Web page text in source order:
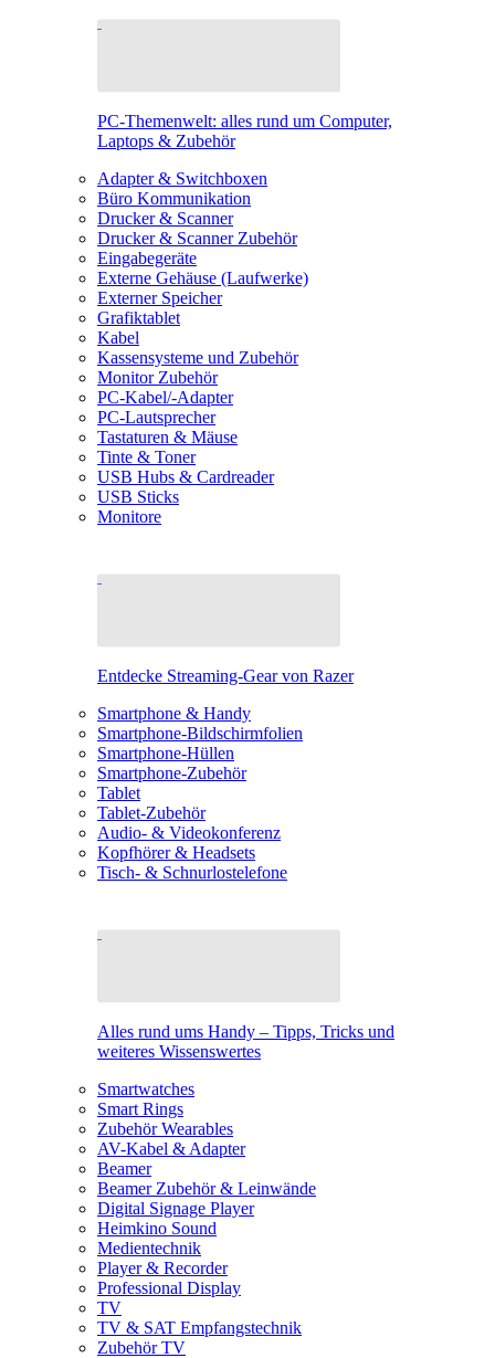
PC-Themenwelt: alles rund um Computer,
Laptops & Zubehör
Adapter & Switchboxen
Büro Kommunikation
Drucker & Scanner
Drucker & Scanner Zubehör
Eingabegeräte
Externe Gehäuse (Laufwerke)
Externer Speicher
Grafiktablet
Kabel
Kassensysteme und Zubehör
Monitor Zubehör
PC-Kabel/-Adapter
PC-Lautsprecher
Tastaturen & Mäuse
Tinte & Toner
USB Hubs & Cardreader
USB Sticks
Monitore
Entdecke Streaming-Gear von Razer
Smartphone & Handy
Smartphone-Bildschirmfolien
Smartphone-Hüllen
Smartphone-Zubehör
Tablet
Tablet-Zubehör
Audio- & Videokonferenz
Kopfhörer & Headsets
Tisch- & Schnurlostelefone
Alles rund ums Handy – Tipps, Tricks und
weiteres Wissenswertes
Smartwatches
Smart Rings
Zubehör Wearables
AV-Kabel & Adapter
Beamer
Beamer Zubehör & Leinwände
Digital Signage Player
Heimkino Sound
Medientechnik
Player & Recorder
Professional Display
TV
TV & SAT Empfangstechnik
Zubehör TV